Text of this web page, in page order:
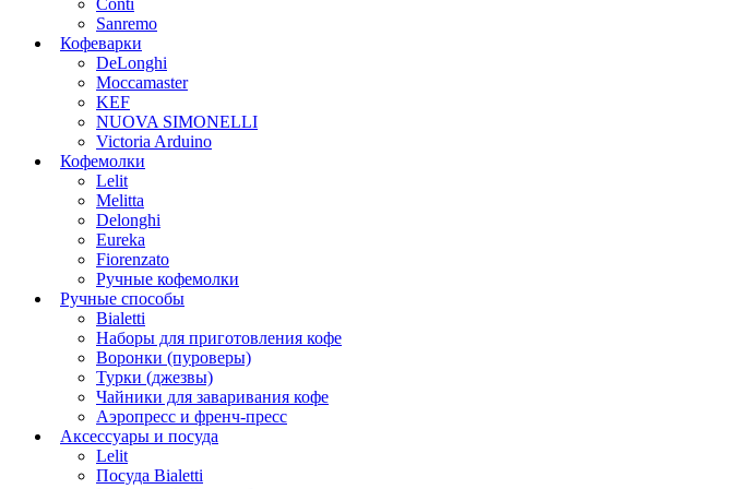
Conti
Sanremo
Кофеварки
DeLonghi
Moccamaster
KEF
NUOVA SIMONELLI
Victoria Arduino
Кофемолки
Lelit
Melitta
Delonghi
Eureka
Fiorenzato
Ручные кофемолки
Ручные способы
Bialetti
Наборы для приготовления кофе
Воронки (пуроверы)
Турки (джезвы)
Чайники для заваривания кофе
Аэропресс и френч-пресс
Аксессуары и посуда
Lelit
Посуда Bialetti